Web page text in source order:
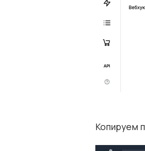
Копируем